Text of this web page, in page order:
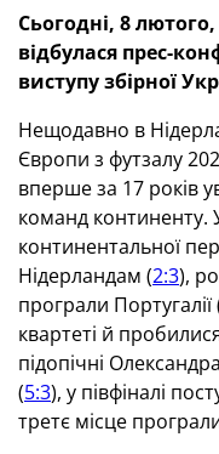
Сьогодні, 8
відбулася прес-
виступу збірної
Нещодавно в
Європи з футзалу
вперше за 17 років
команд континенту.
континентальної
Нідерландам (2:3),
програли Португалії
квартеті й
підопічні
(5:3), у півфіналі
третє місце програли